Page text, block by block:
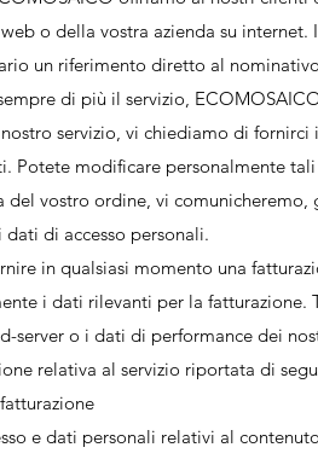
o della vostra azienda su
un riferimento diretto al
di più il servizio,
servizio, vi chiediamo di
Potete modificare personalmente
vostro ordine, vi
di accesso personali.
in qualsiasi momento una
i dati rilevanti per la
server o i dati di performance dei
relativa al servizio riportata di
e dati personali relativi al contenuto